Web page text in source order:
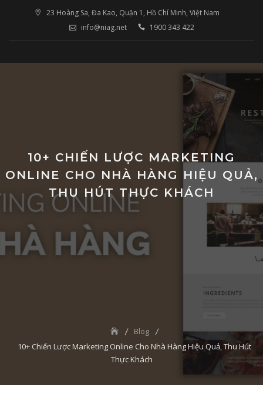
23 Hoàng Sa, Đa Kao, Quận 1, Hồ Chí Minh, Việt Nam
info@niag.net
1900 343 422
10+ CHIẾN LƯỢC MARKETING
ONLINE CHO NHÀ HÀNG HIỆU QUẢ,
THU HÚT THỰC KHÁCH
Blog
10+ Chiến Lược Marketing Online Cho Nhà Hàng Hiệu Quả, Thu Hút
Thực Khách